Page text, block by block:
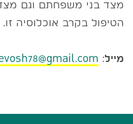
מצד בני משפחתם וגם מצד
הטיפול בקרב אוכלוסיה זו.
מייל: